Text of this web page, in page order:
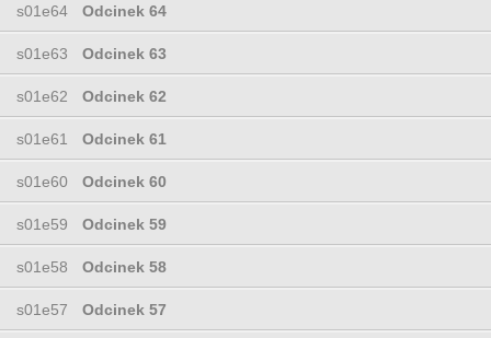
s01e64 Odcinek 64
s01e63 Odcinek 63
s01e62 Odcinek 62
s01e61 Odcinek 61
s01e60 Odcinek 60
s01e59 Odcinek 59
s01e58 Odcinek 58
s01e57 Odcinek 57